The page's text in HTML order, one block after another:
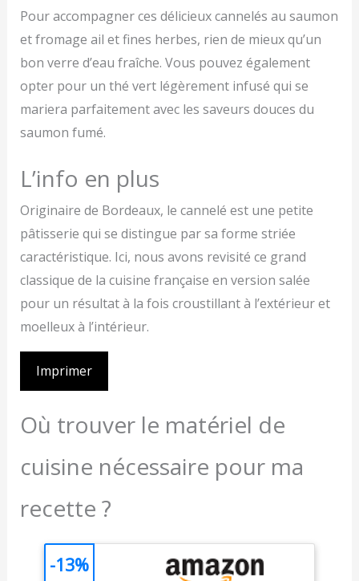
Pour accompagner ces délicieux cannelés au saumon
et fromage ail et fines herbes, rien de mieux qu’un
bon verre d’eau fraîche. Vous pouvez également
opter pour un thé vert légèrement infusé qui se
mariera parfaitement avec les saveurs douces du
saumon fumé.
L’info en plus
Originaire de Bordeaux, le cannelé est une petite
pâtisserie qui se distingue par sa forme striée
caractéristique. Ici, nous avons revisité ce grand
classique de la cuisine française en version salée
pour un résultat à la fois croustillant à l’extérieur et
moelleux à l’intérieur.
Imprimer
Où trouver le matériel de
cuisine nécessaire pour ma
recette ?
-13%